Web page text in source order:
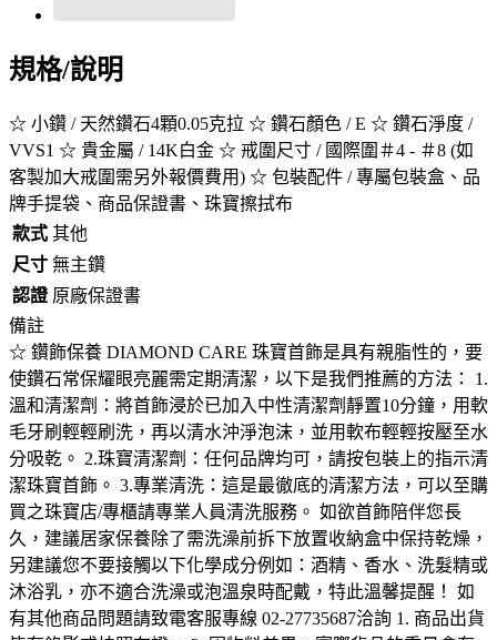
規格/說明
☆ 小鑽 / 天然鑽石4顆0.05克拉 ☆ 鑽石顏色 / E ☆ 鑽石淨度 /
VVS1 ☆ 貴金屬 / 14K白金 ☆ 戒圍尺寸 / 國際圍＃4 - ＃8 (如
客製加大戒圍需另外報價費用) ☆ 包裝配件 / 專屬包裝盒、品
牌手提袋、商品保證書、珠寶擦拭布
款式 其他
尺寸 無主鑽
認證 原廠保證書
備註
☆ 鑽飾保養 DIAMOND CARE 珠寶首飾是具有親脂性的，要
使鑽石常保耀眼亮麗需定期清潔，以下是我們推薦的方法： 1.
溫和清潔劑：將首飾浸於已加入中性清潔劑靜置10分鐘，用軟
毛牙刷輕輕刷洗，再以清水沖淨泡沫，並用軟布輕輕按壓至水
分吸乾。 2.珠寶清潔劑：任何品牌均可，請按包裝上的指示清
潔珠寶首飾。 3.專業清洗：這是最徹底的清潔方法，可以至購
買之珠寶店/專櫃請專業人員清洗服務。 如欲首飾陪伴您長
久，建議居家保養除了需洗澡前拆下放置收納盒中保持乾燥，
另建議您不要接觸以下化學成分例如：酒精、香水、洗髮精或
沐浴乳，亦不適合洗澡或泡溫泉時配戴，特此溫馨提醒！ 如
有其他商品問題請致電客服專線 02-27735687洽詢 1. 商品出貨